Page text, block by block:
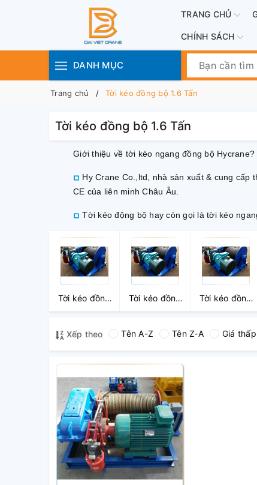
TRANG CHỦ
CHÍNH SÁCH
DANH MỤC
Trang chủ Tời kéo đồng bộ 1.6 Tấn
Tời kéo đồng bộ 1.6 Tấn
Giới thiệu về tời kéo ngang đồng bộ Hycrane?
Hy Crane Co.,ltd, nhà sản xuất & cung
CE của liên minh Châu Âu.
Tời kéo động bộ hay còn gọi là tời kéo
Tời kéo đồng
bộ 1 Tấn
Tời kéo đồng
bộ 1.6 Tấn
Tời kéo đồng
bộ 2 Tấn
Xếp theo Tên A-Z Tên Z-A Giá